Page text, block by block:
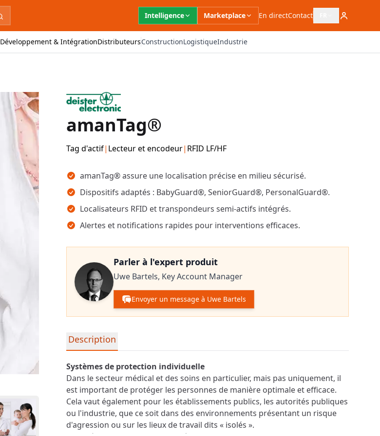
Intelligence Marketplace En directContact Ouvrir le sélecteur
Développement & IntégrationDistributeursConstructionLogistiqueIndustrie
amanTag®
Tag d'actif| Lecteur et encodeur| RFID LF/HF
Points clés
amanTag® assure une localisation précise en milieu sécurisé.
Dispositifs adaptés : BabyGuard®, SeniorGuard®, PersonalGuard®.
Localisateurs RFID et transpondeurs semi-actifs intégrés.
Alertes et notifications rapides pour interventions efficaces.
Parler à l'expert produit
Uwe Bartels, Key Account Manager
Envoyer un message à Uwe Bartels
Informations détaillées sur le produit
Description
Systèmes de protection individuelle
Dans le secteur médical et des soins en particulier, mais pas uniquement, il
est important de protéger les personnes de manière optimale et efficace.
Cela vaut également pour les établissements publics, les autorités publiques
ou l'industrie, que ce soit dans des environnements présentant un risque
d'agression ou sur les lieux de travail dits « isolés ».